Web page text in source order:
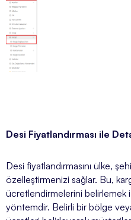
Desi Fiyatlandırması ile
Desi fiyatlandırmasını ülke,
özelleştirmenizi sağlar. Bu,
ücretlendirmelerini belirlemek
yöntemdir. Belirli bir bölge